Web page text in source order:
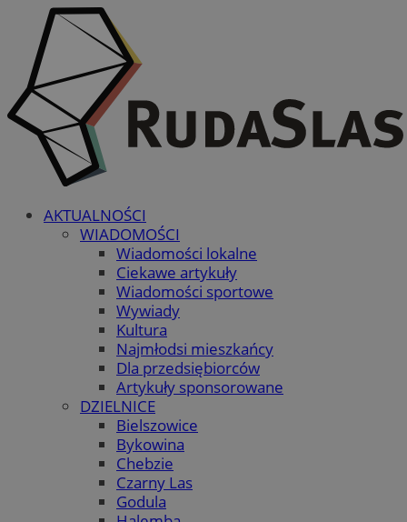
AKTUALNOŚCI
WIADOMOŚCI
Wiadomości lokalne
Ciekawe artykuły
Wiadomości sportowe
Wywiady
Kultura
Najmłodsi mieszkańcy
Dla przedsiębiorców
Artykuły sponsorowane
DZIELNICE
Bielszowice
Bykowina
Chebzie
Czarny Las
Godula